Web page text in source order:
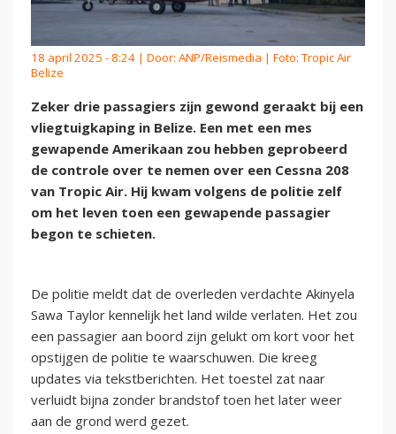
18 april 2025 - 8:24 | Door: ANP/Reismedia | Foto: Tropic Air
Belize
Zeker drie passagiers zijn gewond geraakt bij een
vliegtuigkaping in Belize. Een met een mes
gewapende Amerikaan zou hebben geprobeerd
de controle over te nemen over een Cessna 208
van Tropic Air. Hij kwam volgens de politie zelf
om het leven toen een gewapende passagier
begon te schieten.
De politie meldt dat de overleden verdachte Akinyela
Sawa Taylor kennelijk het land wilde verlaten. Het zou
een passagier aan boord zijn gelukt om kort voor het
opstijgen de politie te waarschuwen. Die kreeg
updates via tekstberichten. Het toestel zat naar
verluidt bijna zonder brandstof toen het later weer
aan de grond werd gezet.